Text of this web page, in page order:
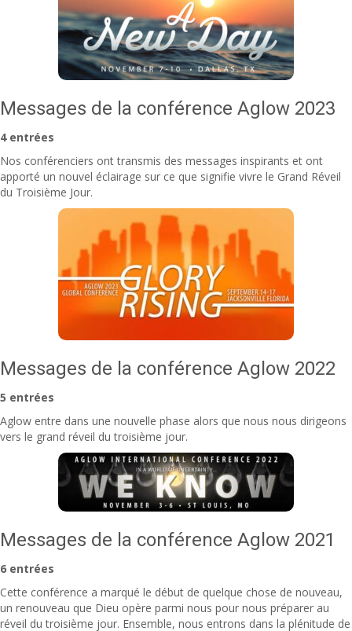
Messages de la conférence Aglow 2023
4 entrées
Nos conférenciers ont transmis des messages inspirants et ont
apporté un nouvel éclairage sur ce que signifie vivre le Grand Réveil
du Troisième Jour.
Messages de la conférence Aglow 2022
5 entrées
Aglow entre dans une nouvelle phase alors que nous nous dirigeons
vers le grand réveil du troisième jour.
Messages de la conférence Aglow 2021
6 entrées
Cette conférence a marqué le début de quelque chose de nouveau,
un renouveau que Dieu opère parmi nous pour nous préparer au
réveil du troisième jour. Ensemble, nous entrons dans la plénitude de